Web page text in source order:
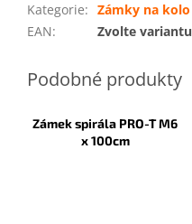
Kategorie: Zámky na kolo
EAN: Zvolte variantu
Zámek spirála PRO-T M6
x 100cm